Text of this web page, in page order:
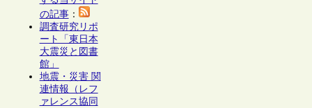
の記事：
調査研究リポ
ート「東日本
大震災と図書
館」
地震・災害 関
連情報（レフ
ァレンス協同